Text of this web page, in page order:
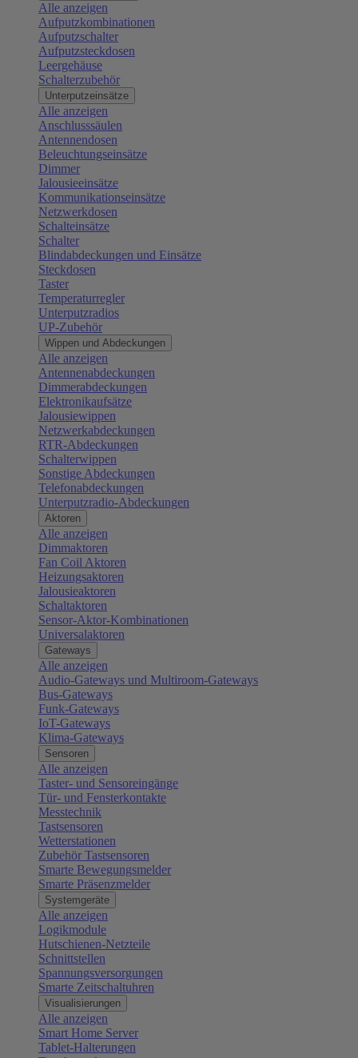
Alle anzeigen
Aufputzkombinationen
Aufputzschalter
Aufputzsteckdosen
Leergehäuse
Schalterzubehör
Unterputzeinsätze
Alle anzeigen
Anschlusssäulen
Antennendosen
Beleuchtungseinsätze
Dimmer
Jalousieeinsätze
Kommunikationseinsätze
Netzwerkdosen
Schalteinsätze
Schalter
Blindabdeckungen und Einsätze
Steckdosen
Taster
Temperaturregler
Unterputzradios
UP-Zubehör
Wippen und Abdeckungen
Alle anzeigen
Antennenabdeckungen
Dimmerabdeckungen
Elektronikaufsätze
Jalousiewippen
Netzwerkabdeckungen
RTR-Abdeckungen
Schalterwippen
Sonstige Abdeckungen
Telefonabdeckungen
Unterputzradio-Abdeckungen
Aktoren
Alle anzeigen
Dimmaktoren
Fan Coil Aktoren
Heizungsaktoren
Jalousieaktoren
Schaltaktoren
Sensor-Aktor-Kombinationen
Universalaktoren
Gateways
Alle anzeigen
Audio-Gateways und Multiroom-Gateways
Bus-Gateways
Funk-Gateways
IoT-Gateways
Klima-Gateways
Sensoren
Alle anzeigen
Taster- und Sensoreingänge
Tür- und Fensterkontakte
Messtechnik
Tastsensoren
Wetterstationen
Zubehör Tastsensoren
Smarte Bewegungsmelder
Smarte Präsenzmelder
Systemgeräte
Alle anzeigen
Logikmodule
Hutschienen-Netzteile
Schnittstellen
Spannungsversorgungen
Smarte Zeitschaltuhren
Visualisierungen
Alle anzeigen
Smart Home Server
Tablet-Halterungen